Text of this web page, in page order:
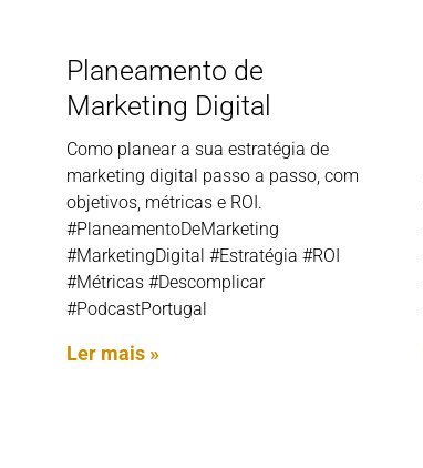
Planeamento de
Marketing Digital
Como planear a sua estratégia de
marketing digital passo a passo, com
objetivos, métricas e ROI.
#PlaneamentoDeMarketing
#MarketingDigital #Estratégia #ROI
#Métricas #Descomplicar
#PodcastPortugal
Ler mais »